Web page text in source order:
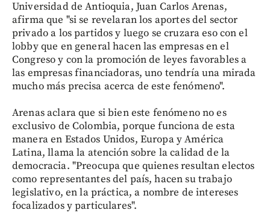
Universidad de Antioquia, Juan Carlos Arenas,
afirma que "si se revelaran los aportes del sector
privado a los partidos y luego se cruzara eso con el
lobby que en general hacen las empresas en el
Congreso y con la promoción de leyes favorables a
las empresas financiadoras, uno tendría una mirada
mucho más precisa acerca de este fenómeno".
Arenas aclara que si bien este fenómeno no es
exclusivo de Colombia, porque funciona de esta
manera en Estados Unidos, Europa y América
Latina, llama la atención sobre la calidad de la
democracia. "Preocupa que quienes resultan electos
como representantes del país, hacen su trabajo
legislativo, en la práctica, a nombre de intereses
focalizados y particulares".